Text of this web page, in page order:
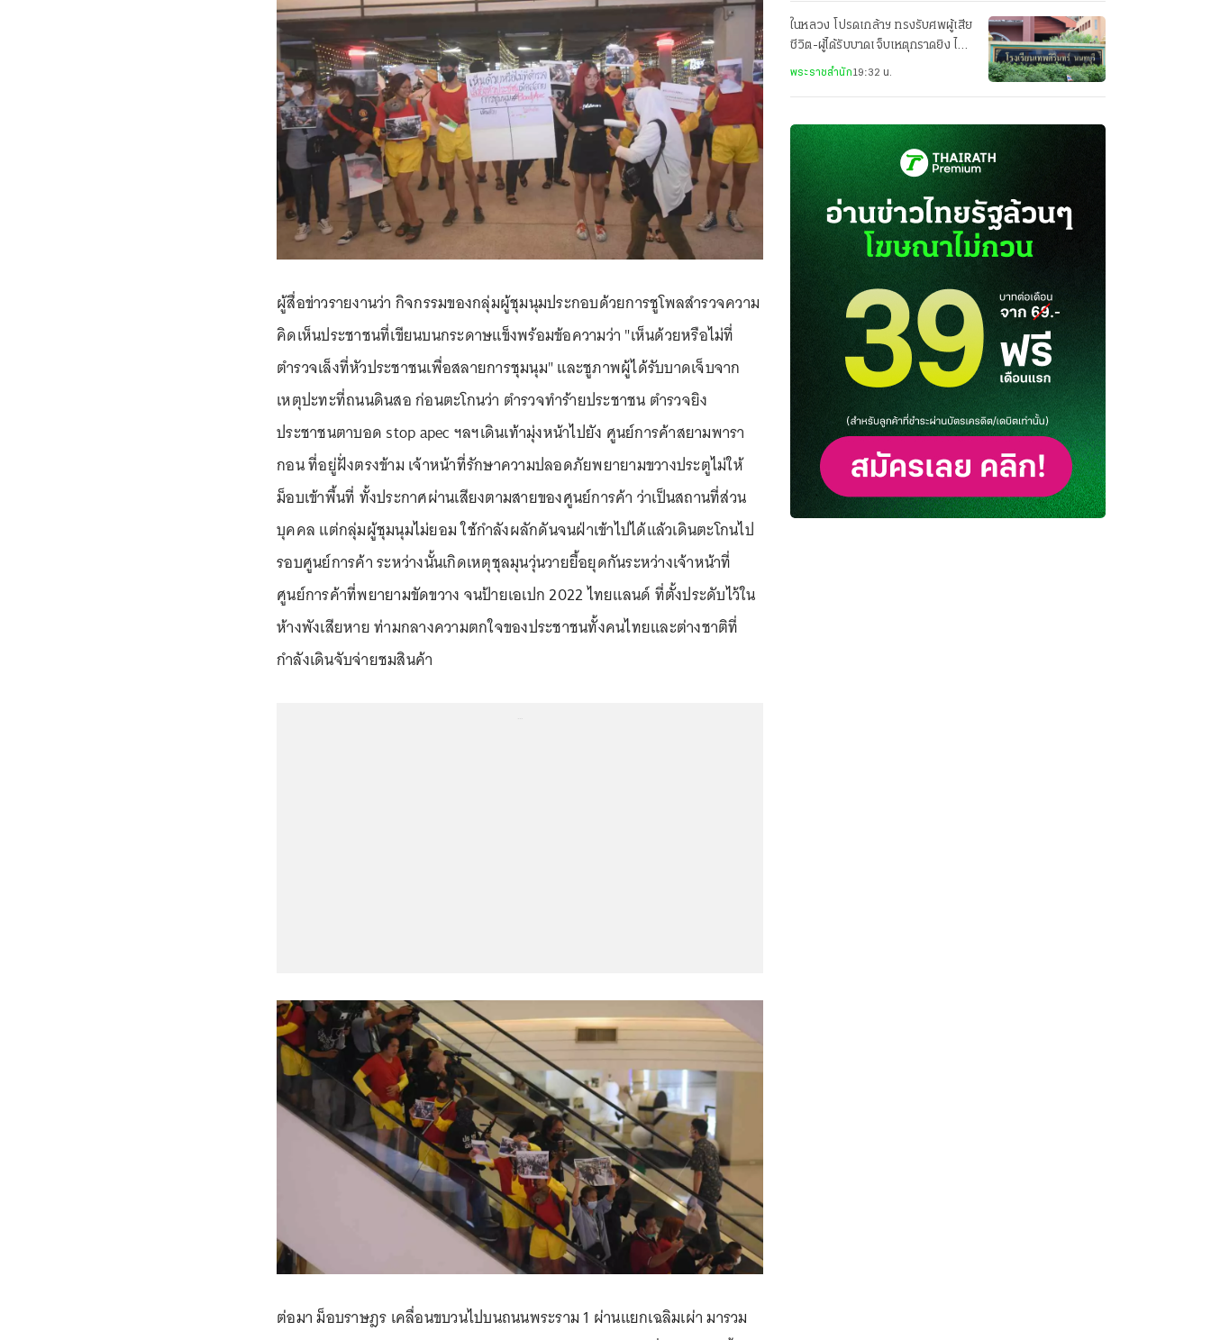
ผู้สื่อข่าวรายงานว่า กิจกรรมของกลุ่มผู้ชุมนุมประกอบด้วยการชูโพลสำรวจความ
คิดเห็นประชาชนที่เขียนบนกระดาษแข็งพร้อมข้อความว่า "เห็นด้วยหรือไม่ที่
ตำรวจเล็งที่หัวประชาชนเพื่อสลายการชุมนุม" และชูภาพผู้ได้รับบาดเจ็บจาก
เหตุปะทะที่ถนนดินสอ ก่อนตะโกนว่า ตำรวจทำร้ายประชาชน ตำรวจยิง
ประชาชนตาบอด stop apec ฯลฯเดินเท้ามุ่งหน้าไปยัง ศูนย์การค้าสยามพารา
กอน ที่อยู่ฝั่งตรงข้าม เจ้าหน้าที่รักษาความปลอดภัยพยายามขวางประตูไม่ให้
ม็อบเข้าพื้นที่ ทั้งประกาศผ่านเสียงตามสายของศูนย์การค้า ว่าเป็นสถานที่ส่วน
บุคคล แต่กลุ่มผู้ชุมนุมไม่ยอม ใช้กำลังผลักดันจนฝ่าเข้าไปได้แล้วเดินตะโกนไป
รอบศูนย์การค้า ระหว่างนั้นเกิดเหตุชุลมุนวุ่นวายยื้อยุดกันระหว่างเจ้าหน้าที่
ศูนย์การค้าที่พยายามขัดขวาง จนป้ายเอเปก 2022 ไทยแลนด์ ที่ตั้งประดับไว้ใน
ห้างพังเสียหาย ท่ามกลางความตกใจของประชาชนทั้งคนไทยและต่างชาติที่
กำลังเดินจับจ่ายชมสินค้า
ต่อมา ม็อบราษฎร เคลื่อนขบวนไปบนถนนพระราม 1 ผ่านแยกเฉลิมเผ่า มารวม
ในหลวง โปรดเกล้าฯ ทรงรับศพผู้เสีย
ชีวิต-ผู้ได้รับบาดเจ็บเหตุกราดยิง ไว้
ในพระบรมราชานุเคราะห์
พระราชสำนัก19:32 น.